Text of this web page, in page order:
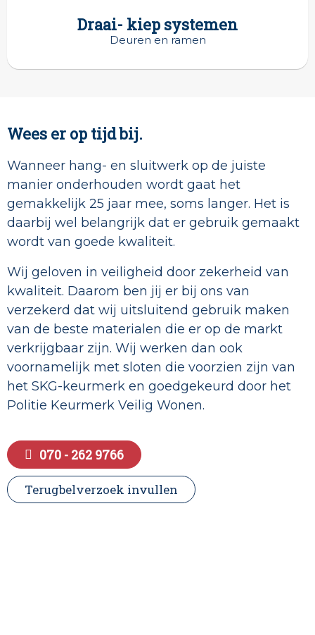
Draai- kiep systemen
Deuren en ramen
Wees er op tijd bij.
Wanneer hang- en sluitwerk op de juiste
manier onderhouden wordt gaat het
gemakkelijk 25 jaar mee, soms langer. Het is
daarbij wel belangrijk dat er gebruik gemaakt
wordt van goede kwaliteit.
Wij geloven in veiligheid door zekerheid van
kwaliteit. Daarom ben jij er bij ons van
verzekerd dat wij uitsluitend gebruik maken
van de beste materialen die er op de markt
verkrijgbaar zijn. Wij werken dan ook
voornamelijk met sloten die voorzien zijn van
het SKG-keurmerk en goedgekeurd door het
Politie Keurmerk Veilig Wonen.
070 - 262 9766
Terugbelverzoek invullen